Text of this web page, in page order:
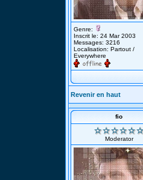
Genre:
Inscrit le: 24 Mar 2003
Messages: 3216
Localisation: Partout /
Everywhere
Revenir en haut
fio
Moderator